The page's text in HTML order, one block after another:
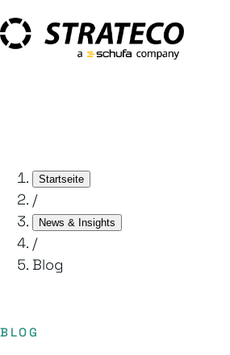
Startseite
/
News & Insights
/
Blog
BLOG